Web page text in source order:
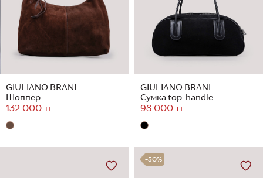
GIULIANO BRANI
Шоппер
132 000 тг
GIULIANO BRANI
Сумка top-handle
98 000 тг
-50%